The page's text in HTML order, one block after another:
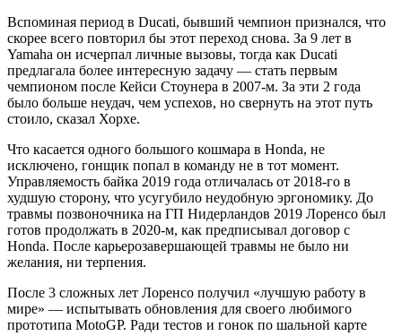
Вспоминая период в Ducati, бывший чемпион признался, что
скорее всего повторил бы этот переход снова. За 9 лет в
Yamaha он исчерпал личные вызовы, тогда как Ducati
предлагала более интересную задачу — стать первым
чемпионом после Кейси Стоунера в 2007-м. За эти 2 года
было больше неудач, чем успехов, но свернуть на этот путь
стоило, сказал Хорхе.
Что касается одного большого кошмара в Honda, не
исключено, гонщик попал в команду не в тот момент.
Управляемость байка 2019 года отличалась от 2018-го в
худшую сторону, что усугубило неудобную эргономику. До
травмы позвоночника на ГП Нидерландов 2019 Лоренсо был
готов продолжать в 2020-м, как предписывал договор с
Honda. После карьерозавершающей травмы не было ни
желания, ни терпения.
После 3 сложных лет Лоренсо получил «лучшую работу в
мире» — испытывать обновления для своего любимого
прототипа MotoGP. Ради тестов и гонок по шальной карте